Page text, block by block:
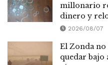
millonario
dinero y
2026/08/07
El Zonda no
quedar bajo